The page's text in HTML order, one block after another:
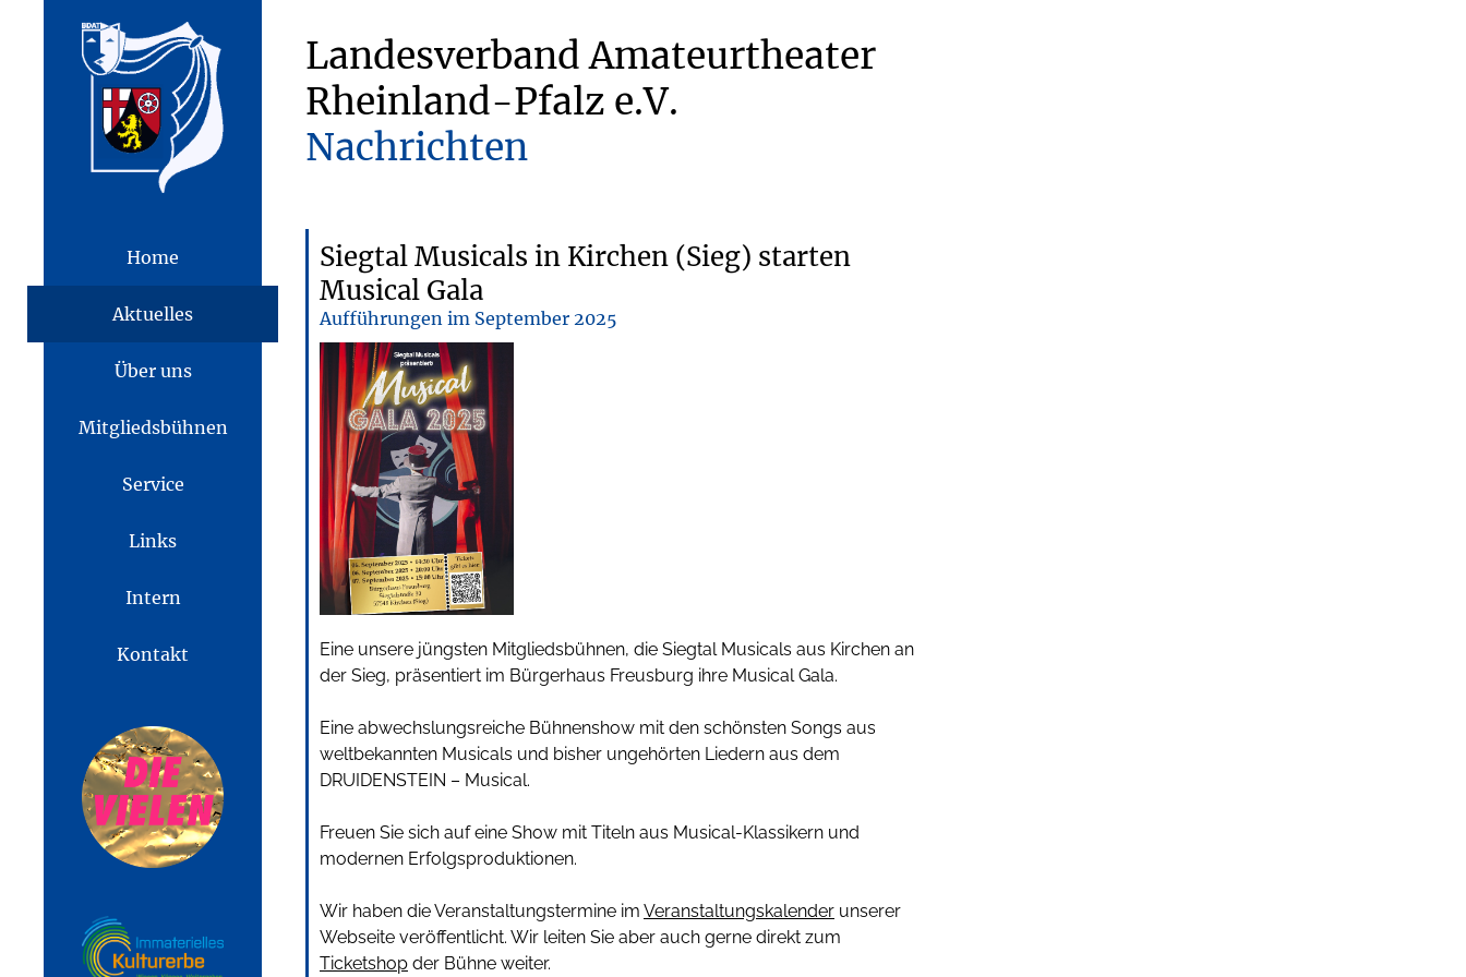
Home
Aktuelles
Über uns
Mitgliedsbühnen
Service
Links
Intern
Kontakt
Landesverband Amateurtheater
Rheinland-Pfalz e.V.
Nachrichten
Siegtal Musicals in Kirchen (Sieg) starten
Musical Gala
Aufführungen im September 2025
Eine unsere jüngsten Mitgliedsbühnen, die Siegtal Musicals aus Kirchen an
der Sieg, präsentiert im Bürgerhaus Freusburg ihre Musical Gala.
Eine abwechslungsreiche Bühnenshow mit den schönsten Songs aus
weltbekannten Musicals und bisher ungehörten Liedern aus dem
DRUIDENSTEIN – Musical.
Freuen Sie sich auf eine Show mit Titeln aus Musical-Klassikern und
modernen Erfolgsproduktionen.
Wir haben die Veranstaltungstermine im Veranstaltungskalender unserer
Webseite veröffentlicht. Wir leiten Sie aber auch gerne direkt zum
Ticketshop der Bühne weiter.